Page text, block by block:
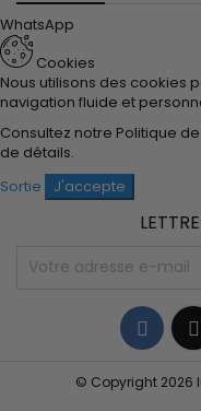
WhatsApp
Cookies
Nous utilisons des cookies
navigation fluide et
Consultez notre Politique
de détails.
Sortie
J'accepte
© Copyright 2026